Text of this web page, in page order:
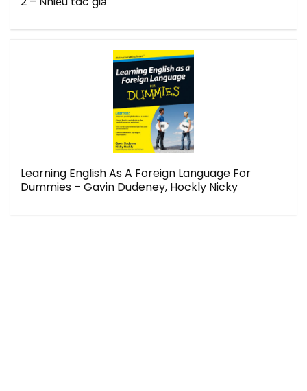
Learning English As A Foreign Language For
Dummies – Gavin Dudeney, Hockly Nicky